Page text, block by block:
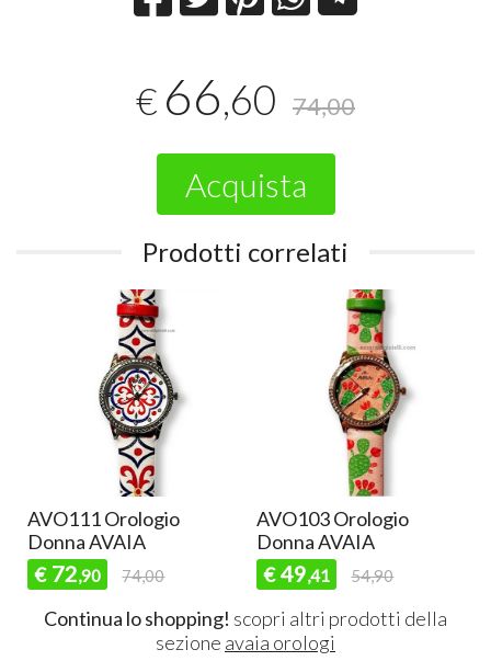
€ 66,60 74,00
Acquista
Prodotti correlati
AVO103 Orologio
Donna AVAIA
€ 49 54,90
AVO107
Donna AVAIA
€ 49
Continua lo shopping! scopri altri prodotti della
sezione avaia orologi